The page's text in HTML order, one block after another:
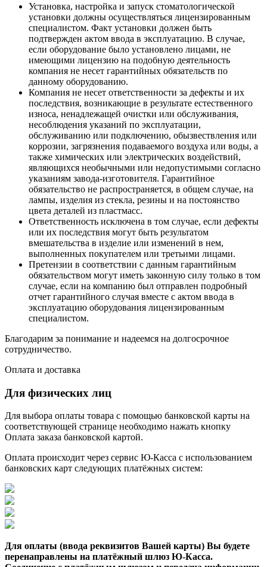
Установка, настройка и запуск стоматологической
установки должны осуществляться лицензированным
специалистом. Факт установки должен быть
подтвержден актом ввода в эксплуатацию. В случае,
если оборудование было установлено лицами, не
имеющими лицензию на подобную деятельность
компания не несет гарантийных обязательств по
данному оборудованию.
Компания не несет ответственности за дефекты и их
последствия, возникающие в результате естественного
износа, ненадлежащей очистки или обслуживания,
несоблюдения указаний по эксплуатации,
обслуживанию или подключению, обызвествления или
коррозии, загрязнения подаваемого воздуха или воды, а
также химических или электрических воздействий,
являющихся необычными или недопустимыми согласно
указаниям завода-изготовителя. Гарантийное
обязательство не распространяется, в общем случае, на
лампы, изделия из стекла, резины и на постоянство
цвета деталей из пластмасс.
Ответственность исключена в том случае, если дефекты
или их последствия могут быть результатом
вмешательства в изделие или изменений в нем,
выполненных покупателем или третьими лицами.
Претензии в соответствии с данным гарантийным
обязательством могут иметь законную силу только в том
случае, если на компанию был отправлен подробный
отчет гарантийного случая вместе с актом ввода в
эксплуатацию оборудования лицензированным
специалистом.
Благодарим за понимание и надеемся на долгосрочное
сотрудничество.
Оплата и доставка
Для физических лиц
Для выбора оплаты товара с помощью банковской карты на
соответствующей странице необходимо нажать кнопку
Оплата заказа банковской картой.
Оплата происходит через сервис Ю-Касса с использованием
банковских карт следующих платёжных систем:
Для оплаты (ввода реквизитов Вашей карты) Вы будете
перенаправлены на платёжный шлюз Ю-Касса.